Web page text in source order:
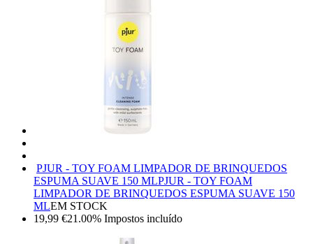
PJUR - TOY FOAM LIMPADOR DE BRINQUEDOS
ESPUMA SUAVE 150 MLPJUR - TOY FOAM
LIMPADOR DE BRINQUEDOS ESPUMA SUAVE 150
MLEM STOCK
19,99 €21.00% Impostos incluído